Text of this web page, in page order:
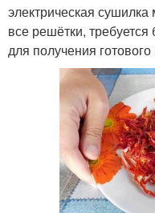
электрическая
все решётки,
для получения готового